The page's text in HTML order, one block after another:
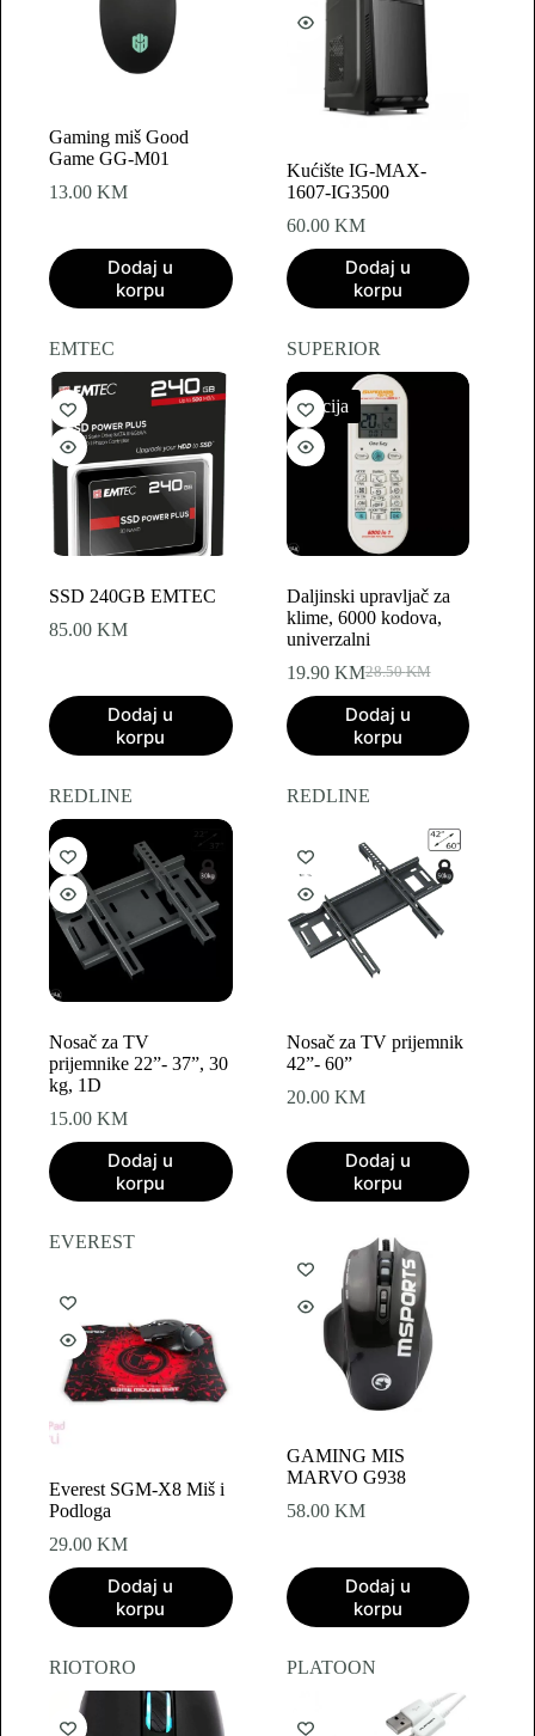
Gaming miš Good
Game GG-M01
13.00 KM
Dodaj u
korpu
Kućište IG-MAX-
1607-IG3500
60.00 KM
Dodaj u
korpu
EMTEC
SSD 240GB EMTEC
85.00 KM
Dodaj u
korpu
SUPERIOR
Akcija
Daljinski upravljač za
klime, 6000 kodova,
univerzalni
28.50KM
Original
price
was:
28.50 KM.
19.90 KMCurrent
price
is:
19.90 KM.
Dodaj u
korpu
REDLINE
Nosač za TV
prijemnike 22”- 37”, 30
kg, 1D
15.00 KM
Dodaj u
korpu
REDLINE
Nosač za TV prijemnik
42”- 60”
20.00 KM
Dodaj u
korpu
EVEREST
Everest SGM-X8 Miš i
Podloga
29.00 KM
Dodaj u
korpu
GAMING MIS
MARVO G938
58.00 KM
Dodaj u
korpu
RIOTORO PLATOON